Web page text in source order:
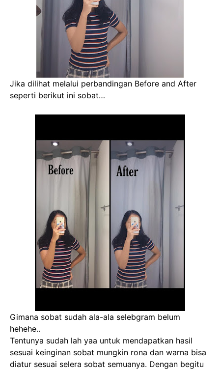
Jika dilihat melalui perbandingan Before and After
seperti berikut ini sobat…
Gimana sobat sudah ala-ala selebgram belum
hehehe..
Tentunya sudah lah yaa untuk mendapatkan hasil
sesuai keinginan sobat mungkin rona dan warna bisa
diatur sesuai selera sobat semuanya. Dengan begitu